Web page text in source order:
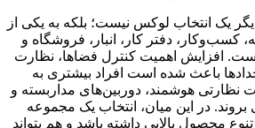
یک انتخاب لوکس نیست؛ بلکه به یکی از
کسب‌وکار، دفتر کار، انبار، فروشگاه و
افزایش اهمیت کنترل فضاها، نظارت
باعث شده است افراد بیشتری به
نظارتی هوشمند، دوربین‌های مداربسته و
بروند. در این میان، انتخاب یک مجموعه
محصول بالایی داشته باشد و هم بتواند